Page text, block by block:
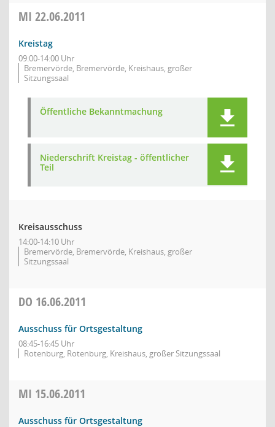
MI 22.06.2011
Kreistag
09:00-14:00 Uhr
Bremervörde, Bremervörde, Kreishaus, großer
Sitzungssaal
Öffentliche Bekanntmachung
Niederschrift Kreistag - öffentlicher
Teil
Kreisausschuss
14:00-14:10 Uhr
Bremervörde, Bremervörde, Kreishaus, großer
Sitzungssaal
DO 16.06.2011
Ausschuss für Ortsgestaltung
08:45-16:45 Uhr
Rotenburg, Rotenburg, Kreishaus, großer Sitzungssaal
MI 15.06.2011
Ausschuss für Ortsgestaltung